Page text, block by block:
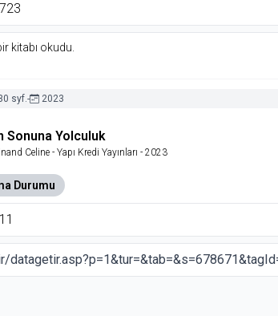
723
kitabı okudu.
syf.- 2023
Sonuna Yolculuk
Celine - Yapı Kredi Yayınları - 2023
Durumu
11